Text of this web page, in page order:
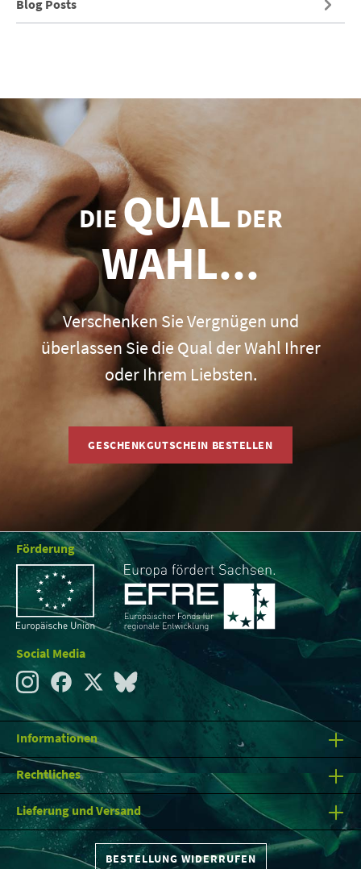
Blog Posts
DIEQUAL DER
WAHL...
Verschenken Sie Vergnügen und
überlassen Sie die Qual der Wahl Ihrer
oder Ihrem Liebsten.
GESCHENKGUTSCHEIN BESTELLEN
Förderung
Social Media
Informationen
Rechtliches
Lieferung und Versand
BESTELLUNG WIDERRUFEN